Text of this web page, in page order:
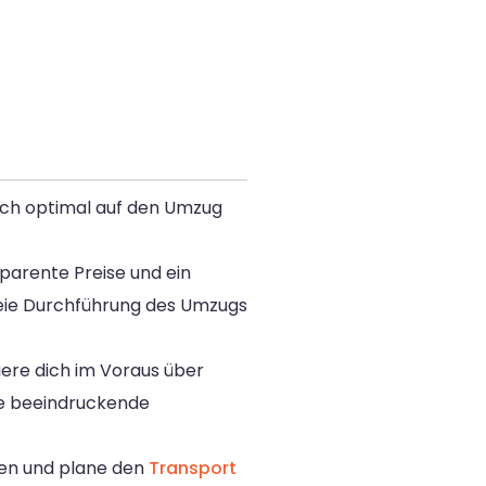
optimal auf den Umzug
Preise und ein
Durchführung des Umzugs
dich im Voraus über
beeindruckende
und plane den Transport